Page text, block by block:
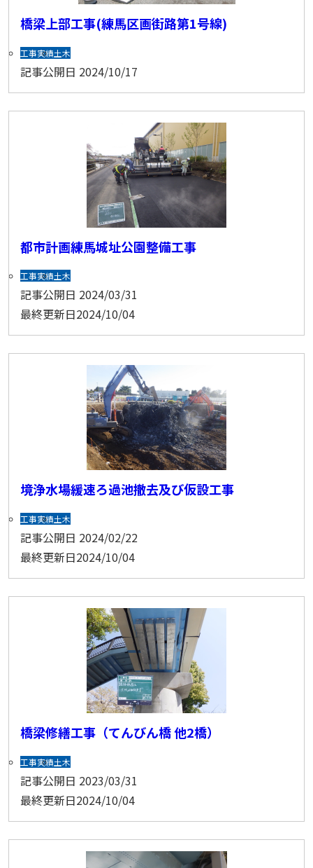
橋梁上部工事(練馬区画街路第1号線)
工事実績土木
記事公開日 2024/10/17
都市計画練馬城址公園整備工事
工事実績土木
記事公開日 2024/03/31
最終更新日2024/10/04
境浄水場緩速ろ過池撤去及び仮設工事
工事実績土木
記事公開日 2024/02/22
最終更新日2024/10/04
橋梁修繕工事（てんびん橋 他2橋）
工事実績土木
記事公開日 2023/03/31
最終更新日2024/10/04